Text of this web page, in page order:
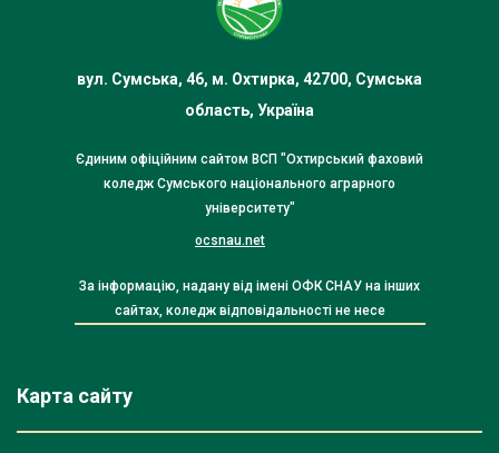
вул. Сумська, 46, м. Охтирка, 42700, Сумська
область, Україна
Єдиним офіційним сайтом ВСП "Охтирський фаховий
коледж Сумського національного аграрного
університету"
ocsnau.net
За інформацію, надану від імені ОФК СНАУ на інших
сайтах, коледж відповідальності не несе
Карта сайту